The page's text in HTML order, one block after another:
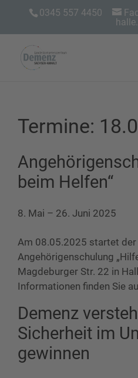
0345 557 4450
Termine:
beim Helfen“
8. Mai – 26. Juni 2025
Am 08.05.2025 startet
Angehörigenschulung
Magdeburger Str. 22 in
Informationen finden Sie
Demenz
Sicherheit im
gewinnen